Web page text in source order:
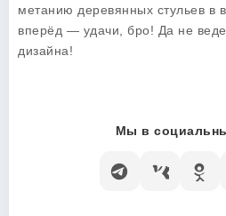
метанию деревянных стульев в
вперёд — удачи, бро! Да не
дизайна!
Мы в